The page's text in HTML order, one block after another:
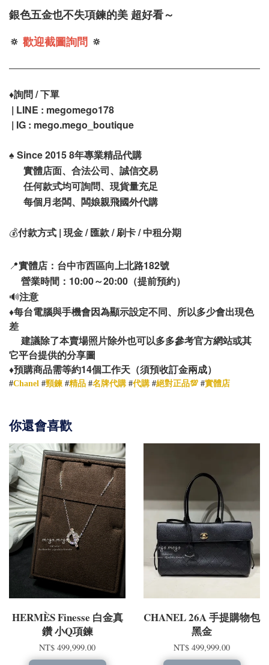
銀色五金也不失項鍊的美 超好看～
🔅 歡迎截圖詢問 🔅
♦️詢問 / 下單
| LINE : megomego178
| IG : mego.mego_boutique
♠️ Since 2015 8年專業精品代購
實體店面、合法公司、誠信交易
任何款式均可詢問、現貨量充足
每個月老闆、闆娘親飛國外代購
💰付款方式 | 現金 / 匯款 / 刷卡 / 中租分期
📍實體店：台中市西區向上北路182號
營業時間：10:00～20:00（提前預約）
🔊注意
♦️每台電腦與手機會因為顯示設定不同、所以多少會出現色
差
建議除了本賣場照片除外也可以多多參考官方網站或其
它平台提供的分享圖
♦️預購商品需等約14個工作天（須預收訂金兩成）
#Chanel #頸鍊 #精品 #名牌代購 #代購 #絕對正品💯 #實體店
你還會喜歡
HERMÈS Finesse 白金真
鑽 小Q項鍊
NT$ 499,999.00
CHANEL 26A 手提購物包
黑金
NT$ 499,999.00